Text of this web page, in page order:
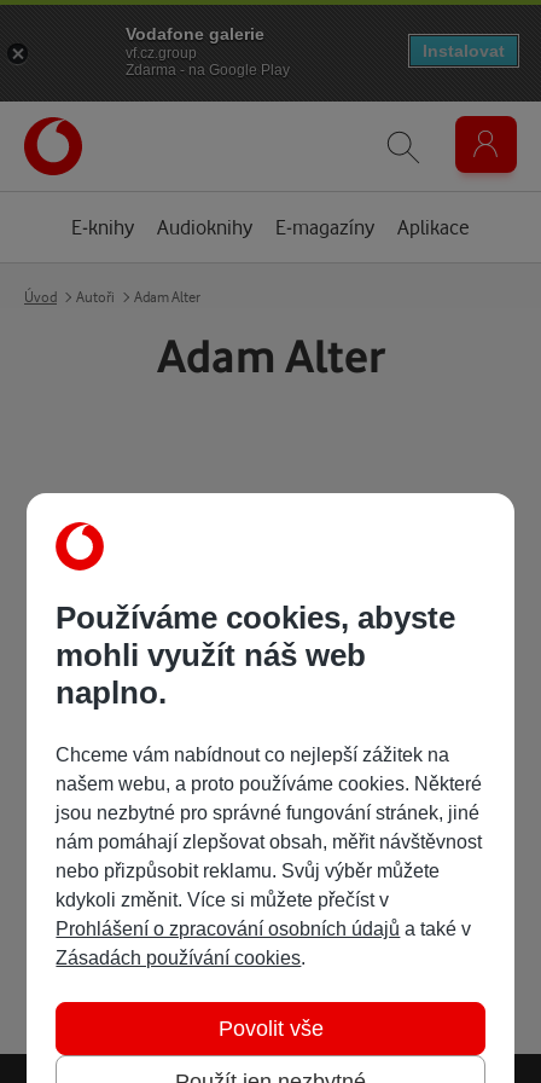
E-knihy Audioknihy E-magazíny Aplikace
Úvod Autoři Adam Alter
Adam Alter
Používáme cookies, abyste
mohli využít náš web
naplno.
Chceme vám nabídnout co nejlepší zážitek na
našem webu, a proto používáme cookies. Některé
jsou nezbytné pro správné fungování stránek, jiné
nám pomáhají zlepšovat obsah, měřit návštěvnost
nebo přizpůsobit reklamu. Svůj výběr můžete
kdykoli změnit. Více si můžete přečíst v
Prohlášení o zpracování osobních údajů a také v
Zásadách používání cookies.
Povolit vše
Vodafone galerie
vf.cz.group
Zdarma - na Google Play
Instalovat